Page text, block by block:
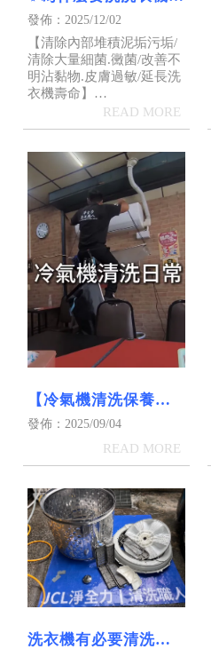
屏東洗衣機清洗｜屏
東洗洗衣機
發佈：2025/12/02
​​​​​​​【清除內部堆積泥垢污垢/
清除大量細菌.黴菌/改善不
明沾黏物.皮膚過敏/延長洗
衣機壽命】
🔊點擊簡介連結官方網
站，或網路搜尋「淨全力
【冷氣機清洗保養太
重要！！】冷氣清洗
｜屏東冷氣清洗｜高
雄冷氣清洗
發佈：2025/09/04
洗衣機有必要清洗